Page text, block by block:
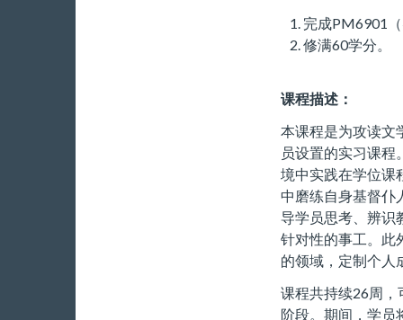
完成PM6901
修满60学分。
课程描述：
本课程是为攻读
员设置的实习课
境中实践在学位课
中磨练自身基督仆
导学员思考、辨识
针对性的事工。此
的领域，定制个人
课程共持续26周，
阶段。期间，学员